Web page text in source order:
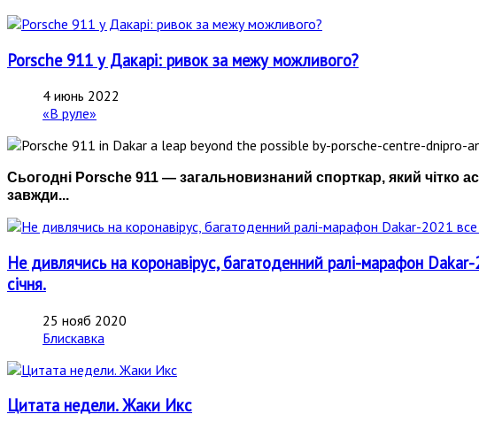
Porsche 911 у Дакарі: ривок за межу можливого?
4 июнь 2022
«В руле»
Сьогодні Porsche 911 — загальновизнаний спорткар, який чітко
завжди...
Не дивлячись на коронавірус, багатоденний ралі-марафон
січня.
25 нояб 2020
Блискавка
Цитата недели. Жаки Икс